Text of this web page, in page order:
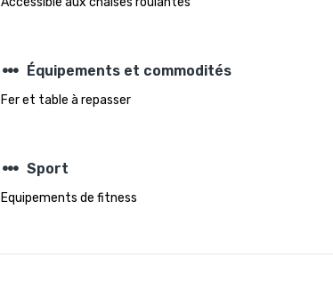
steppers Équipements et commodités
Fer et table à repasser
steppers Sport
Equipements de fitness